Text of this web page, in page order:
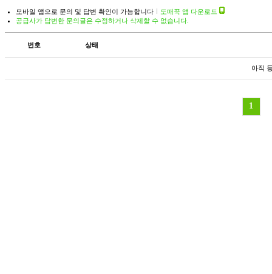
모바일 앱으로 문의 및 답변 확인이 가능합니다
도매꾹 앱 다운로드
공급사가 답변한 문의글은 수정하거나 삭제할 수 없습니다.
번호 상태
아직
1